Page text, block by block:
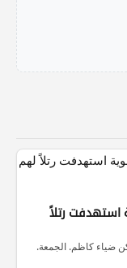
استهدفت رتلاً
ضياء كاظم. الجمعة.